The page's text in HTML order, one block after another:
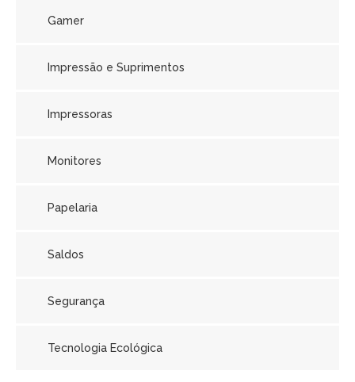
Gamer
Impressão e Suprimentos
Impressoras
Monitores
Papelaria
Saldos
Segurança
Tecnologia Ecológica